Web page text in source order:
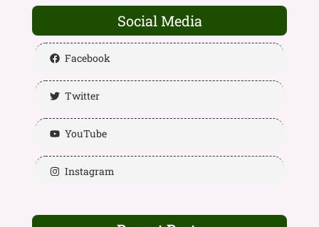
Social Media
Facebook
Twitter
YouTube
Instagram